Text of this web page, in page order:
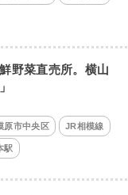
野菜直売所。横山
原市中央区 JR相模線
駅